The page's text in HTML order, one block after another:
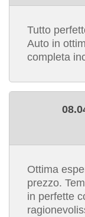
Tutto
Auto in
completa
Ottima
prezzo.
in perfette